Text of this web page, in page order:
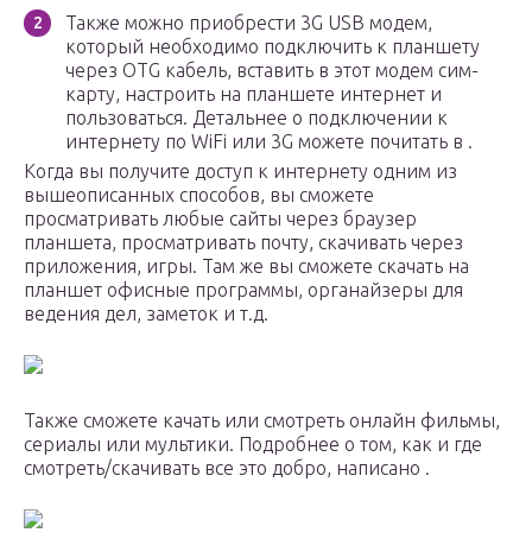
Также можно приобрести 3G USB модем,
который необходимо подключить к планшету
через OTG кабель, вставить в этот модем сим-
карту, настроить на планшете интернет и
пользоваться. Детальнее о подключении к
интернету по WiFi или 3G можете почитать в .
Когда вы получите доступ к интернету одним из
вышеописанных способов, вы сможете
просматривать любые сайты через браузер
планшета, просматривать почту, скачивать через
приложения, игры. Там же вы сможете скачать на
планшет офисные программы, органайзеры для
ведения дел, заметок и т.д.
Также сможете качать или смотреть онлайн фильмы,
сериалы или мультики. Подробнее о том, как и где
смотреть/скачивать все это добро, написано .